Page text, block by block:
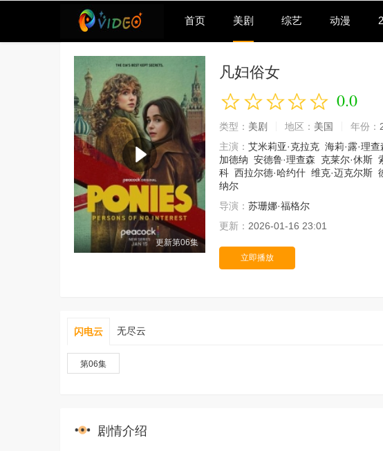
首页 美剧 综艺 动漫
更新第06集
凡妇俗女
0.0
类型： 美剧 地区： 美国 年份：
主演： 艾米莉亚·克拉克 海莉·露·理查
加德纳 安德鲁·理查森 克莱尔·休斯
科 西拉尔德·哈约什 维克·迈克尔斯
纳尔
导演： 苏珊娜·福格尔
更新： 2026-01-16 23:01
立即播放
闪电云 无尽云
第06集
剧情介绍